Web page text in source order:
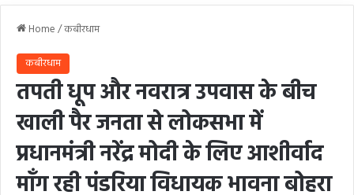
Home/कबीरधाम
कबीरधाम
तपती धूप और नवरात्र उपवास के बीच
खाली पैर जनता से लोकसभा में
प्रधानमंत्री नरेंद्र मोदी के लिए आशीर्वाद
माँग रही पंडरिया विधायक भावना बोहरा